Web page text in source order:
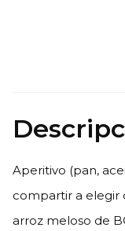
Aperitivo (pan,
compartir a elegir
arroz meloso de